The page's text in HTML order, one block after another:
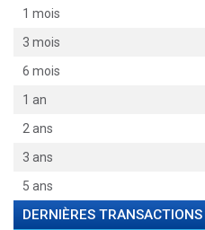
1 mois
3 mois
6 mois
1 an
2 ans
3 ans
5 ans
DERNIÈRES TRANSACTIONS